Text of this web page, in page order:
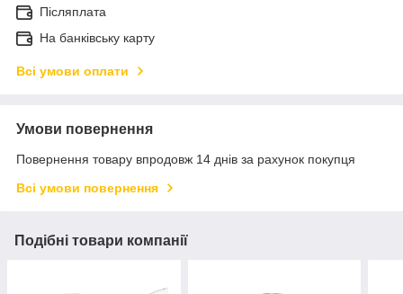
Післяплата
На банківську карту
Всі умови оплати
Умови повернення
Повернення товару впродовж 14 днів за рахунок покупця
Всі умови повернення
Подібні товари компанії